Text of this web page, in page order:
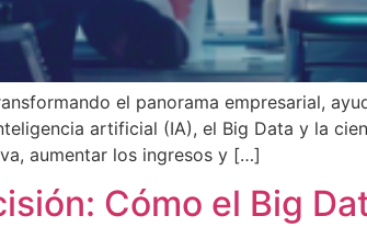
el panorama empresarial,
artificial (IA), el Big Data y la
aumentar los ingresos y […]
Cómo el Big